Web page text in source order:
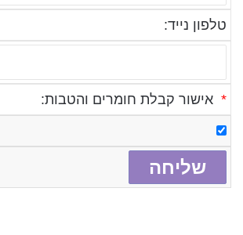
טלפון נייד:
*אישור קבלת חומרים והטבות: